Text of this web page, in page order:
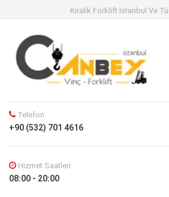
Kiralık Forklift İstanbul Ve
Telefon
+90 (532) 701 4616
Hizmet Saatleri
08:00 - 20:00